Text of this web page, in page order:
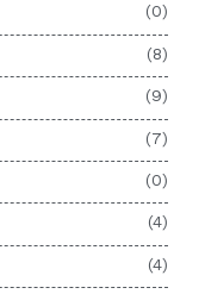
(0)
(8)
(9)
(7)
(0)
(4)
(4)